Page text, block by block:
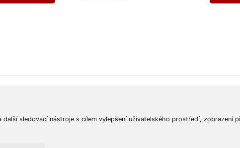
sledovací nástroje s cílem vylepšení uživatelského prostředí, zobrazení